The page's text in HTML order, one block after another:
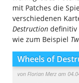
mit Patches die
verschiedenen
Destruction definitiv
wie zum Beispiel
Wheels of
von Florian Merz am